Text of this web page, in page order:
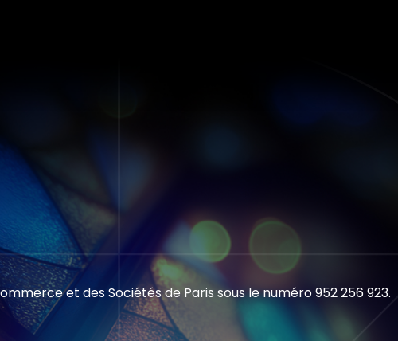
et des Sociétés de Paris sous le numéro 952 256 923.